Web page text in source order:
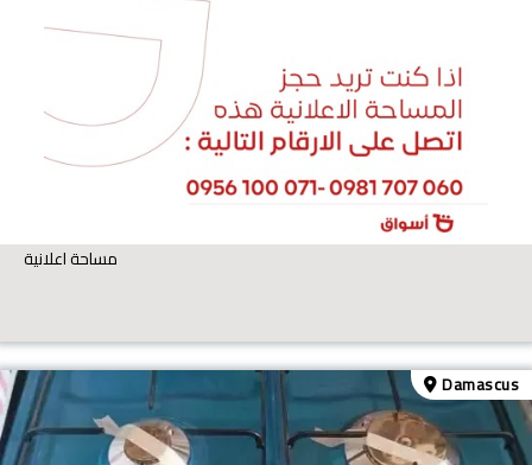
مساحة اعلانية
Damascus